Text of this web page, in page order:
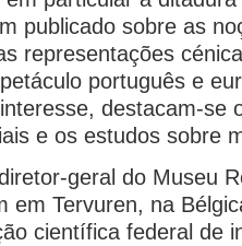
publicado sobre as
representações
português e
destacam-se
e os estudos sobre
geral do Museu
em Tervuren, na
científica federal de